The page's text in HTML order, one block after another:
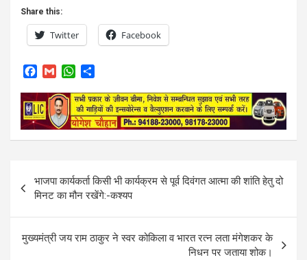
Share this:
Twitter Facebook
c
e
b
o
a
i
l
W
a
t
s
A
a
r
e
navigation
भाजपा कार्यकर्ता किसी भी कार्यक्रम से पूर्व दिवंगत आत्मा की शांति हेतु दो
मिनट का मौन रखेंगे:-कश्यप
मुख्यमंत्री जय राम ठाकुर ने स्वर कोकिला व भारत रत्न लता मंगेशकर के
निधन पर जताया शोक।